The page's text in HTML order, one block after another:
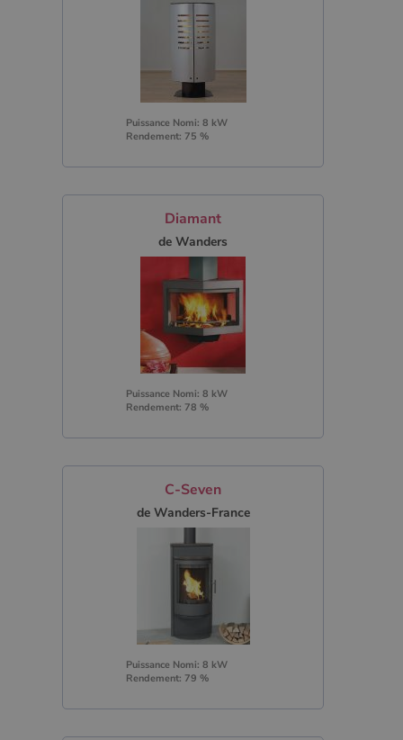
Puissance Nomi: 8 kW
Rendement: 75 %
Diamant
de Wanders
Puissance Nomi: 8 kW
Rendement: 78 %
C-Seven
de Wanders-France
Puissance Nomi: 8 kW
Rendement: 79 %